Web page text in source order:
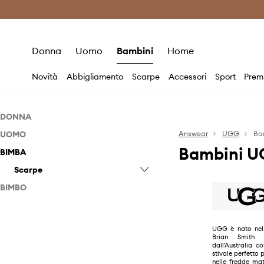
Risparmia
Donna Uomo Bambini Home
Novità Abbigliamento Scarpe Accessori Sport
DONNA
Accessori
Sciarpe
Scarpe
Accessori per la cura delle
UOMO
Scarpe
Accessori per la cura delle
BIMBA
Scarpe
BIMBO
Answear UGG
Bambini
UGG è nato
Brian Smith
dall'Australia
stivale perfetto
nelle fredde